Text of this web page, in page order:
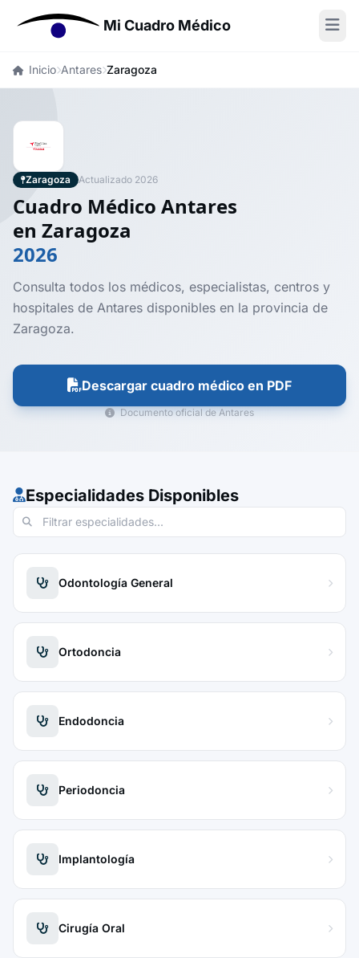
Mi Cuadro Médico
Inicio Antares Zaragoza
Zaragoza Actualizado 2026
Cuadro Médico Antares
en Zaragoza
2026
Consulta todos los médicos, especialistas, centros y
hospitales de Antares disponibles en la provincia de
Zaragoza.
Descargar cuadro médico en PDF
Documento oficial de Antares
Especialidades Disponibles
Odontología General
Ortodoncia
Endodoncia
Periodoncia
Implantología
Cirugía Oral